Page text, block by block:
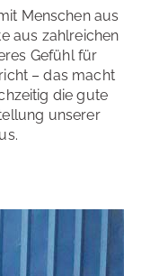
Menschen aus
aus zahlreichen
Gefühl für
– das macht
die gute
unserer